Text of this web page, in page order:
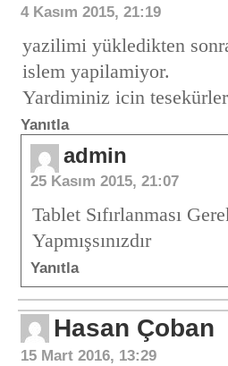
4 Kasım 2015, 21:19
yazilimi yükledikten
islem yapilamiyor.
Yardiminiz icin
Yanıtla
admin
25 Kasım 2015, 21:07
Tablet Sıfırlanması
Yapmışsınızdır
Yanıtla
Hasan Çoban
15 Mart 2016, 13:29